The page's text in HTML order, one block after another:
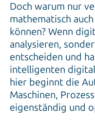
Doch warum nur
mathematisch
können? Wenn
analysieren,
entscheiden und
intelligenten
hier beginnt die
Maschinen,
eigenständig und